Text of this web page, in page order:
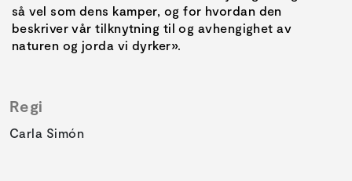
så vel som dens kamper, og for hvordan den
beskriver vår tilknytning til og avhengighet av
naturen og jorda vi dyrker».
Regi
Carla Simón